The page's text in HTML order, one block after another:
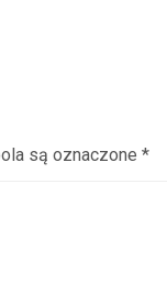
są oznaczone *